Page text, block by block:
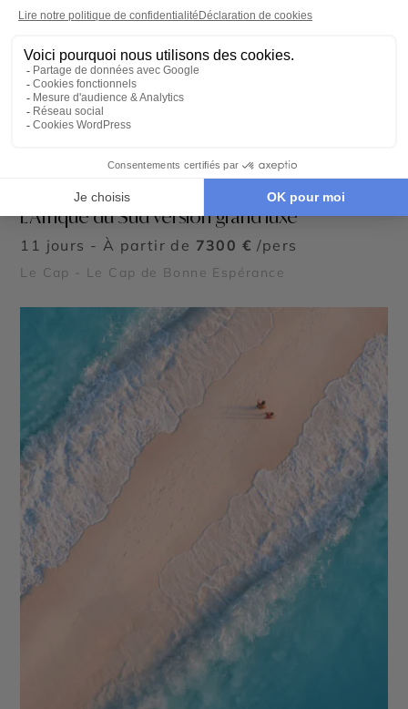
CIRCUIT PRIVÉ
L’Afrique du Sud version grand luxe
11 jours - À partir de 7300 € /pers
Le Cap - Le Cap de Bonne Espérance